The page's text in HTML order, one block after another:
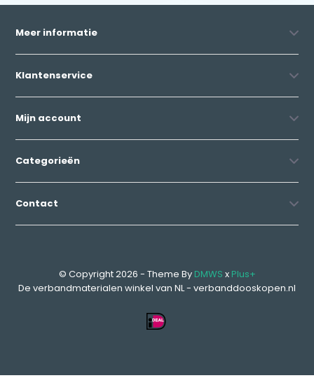
Meer informatie
Klantenservice
Mijn account
Categorieën
Contact
© Copyright 2026 - Theme By DMWS x Plus+
De verbandmaterialen winkel van NL - verbanddooskopen.nl